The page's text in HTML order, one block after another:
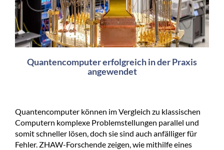
Quantencomputer erfolgreich in der Praxis
angewendet
Quantencomputer können im Vergleich zu klassischen
Computern komplexe Problemstellungen parallel und
somit schneller lösen, doch sie sind auch anfälliger für
Fehler. ZHAW-Forschende zeigen, wie mithilfe eines